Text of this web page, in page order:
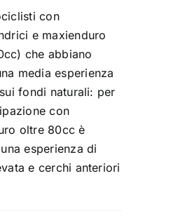
con
e maxienduro
che abbiano
media esperienza
fondi naturali: per
con
oltre 80cc è
esperienza di
e cerchi anteriori